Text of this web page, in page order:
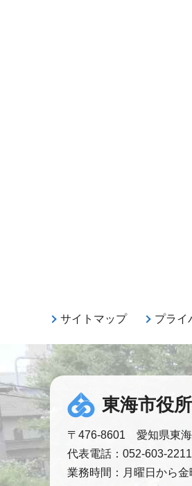
サイトマップ プライ
東海市役所
〒476-8601 愛知県東
代表電話：052-603-
業務時間： 月曜日から